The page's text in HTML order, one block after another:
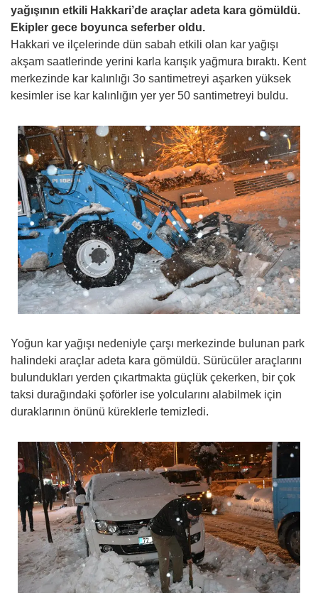
yağışının etkili Hakkari’de araçlar adeta kara gömüldü.
Ekipler gece boyunca seferber oldu.
Hakkari ve ilçelerinde dün sabah etkili olan kar yağışı
akşam saatlerinde yerini karla karışık yağmura bıraktı. Kent
merkezinde kar kalınlığı 3o santimetreyi aşarken yüksek
kesimler ise kar kalınlığın yer yer 50 santimetreyi buldu.
Yoğun kar yağışı nedeniyle çarşı merkezinde bulunan park
halindeki araçlar adeta kara gömüldü. Sürücüler araçlarını
bulundukları yerden çıkartmakta güçlük çekerken, bir çok
taksi durağındaki şoförler ise yolcularını alabilmek için
duraklarının önünü küreklerle temizledi.